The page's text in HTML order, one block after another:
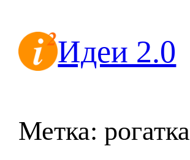
содержимомуИдеи 2.0
Метка: рогатка